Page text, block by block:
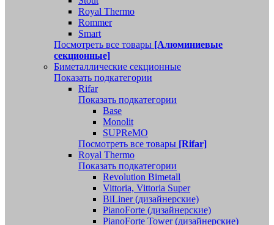
Royal Thermo
Rommer
Smart
Посмотреть все товары [Алюминиевые
секционные]
Биметаллические секционные
Показать подкатегории
Rifar
Показать подкатегории
Base
Monolit
SUPReMO
Посмотреть все товары [Rifar]
Royal Thermo
Показать подкатегории
Revolution Bimetall
Vittoria, Vittoria Super
BiLiner (дизайнерские)
PianoForte (дизайнерские)
PianoForte Tower (дизайнерские)